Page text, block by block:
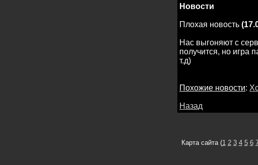
Новости
Плохая новость
Нас выгоняют с
получится, но игра
т.д)
Похожие новости:
Назад
Карта сайта (1 2 3 4 5 6